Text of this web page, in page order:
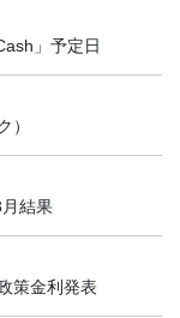
」予定日
）
結果
策金利発表